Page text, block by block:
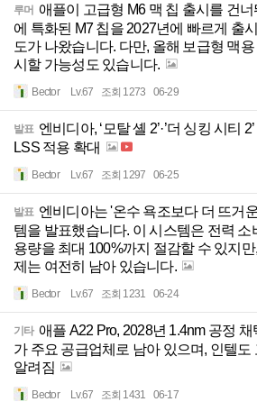
루머 애플이 고급형 M6 맥 칩 출시를 건
에 특화된 M7 칩을 2027년에 빠르게 출
도가 나왔습니다. 다만, 올해 보급형 맥
시할 가능성도 있습니다.
Bector Lv.67 조회 1273 06-29
발표 엔비디아, ‘모탈 셸 2’·’더 싱킹 시티
LSS 적용 확대
Bector Lv.67 조회 1297 06-25
발표 엔비디아는 '온수 욕조보다 더 뜨거
템을 발표했습니다. 이 시스템은 전력 소
용량을 최대 100%까지 절감할 수 있지
제는 여전히 남아 있습니다.
Bector Lv.67 조회 1231 06-24
기타 애플 A22 Pro, 2028년 1.4nm 공정
가 주요 공급업체로 남아 있으며, 인텔도
알려짐
Bector Lv.67 조회 1431 06-17